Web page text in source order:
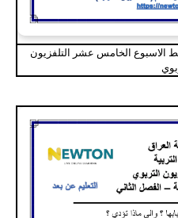
الاسبوع الخامس عشر التلفزيون